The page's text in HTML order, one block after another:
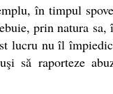
în timpul
prin natura sa,
lucru nu îl
să raporteze